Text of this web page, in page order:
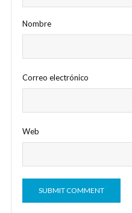
Nombre
Correo electrónico
Web